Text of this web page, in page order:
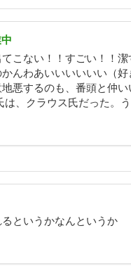
こない！！すごい！！潔
んわあいいいいいい（好
悪するのも、番頭と仲
、クラウス氏だった。う
というかなんというか